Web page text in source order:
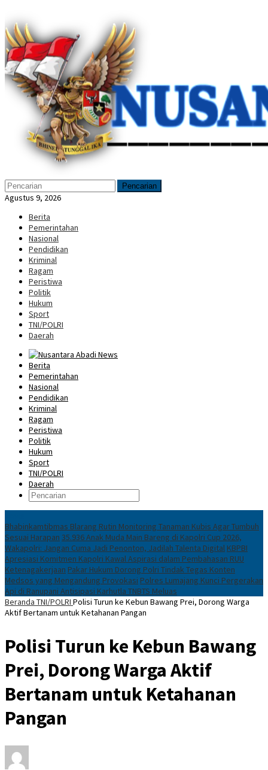
ke
konten
Mobile
Pencarian
Agustus 9, 2026
Berita
Pemerintahan
Nasional
Pendidikan
Kriminal
Ragam
Peristiwa
Politik
Hukum
Sport
TNI/POLRI
Daerah
Berita
Pemerintahan
Nasional
Pendidikan
Kriminal
Ragam
Peristiwa
Politik
Hukum
Sport
TNI/POLRI
Daerah
Bhabinkamtibmas Blarang Rutin Monitoring Tanaman Kubis Agar Tumbuh
Sesuai Harapan 35.936 Anak Muda Main Bareng di Kapolri Cup 2026,
Wakapolri: Jangan Cuma Jadi Penonton, Jadilah Talenta Digital KBPBI
Apresiasi Komitmen Kapolri Kawal Aspirasi dalam Pembahasan RUU
Ketenagakerjaan Pakar Hukum Dorong Polri Tindak Tegas Konten
Medsos yang Mengandung Provokasi Polres Lumajang Kunci Pergerakan
Api di Ranupani Antisipasi Karhutla TNBTS Meluas
Beranda TNI/POLRI Polisi Turun ke Kebun Bawang Prei, Dorong Warga
Aktif Bertanam untuk Ketahanan Pangan
Polisi Turun ke Kebun Bawang
Prei, Dorong Warga Aktif
Bertanam untuk Ketahanan
Pangan